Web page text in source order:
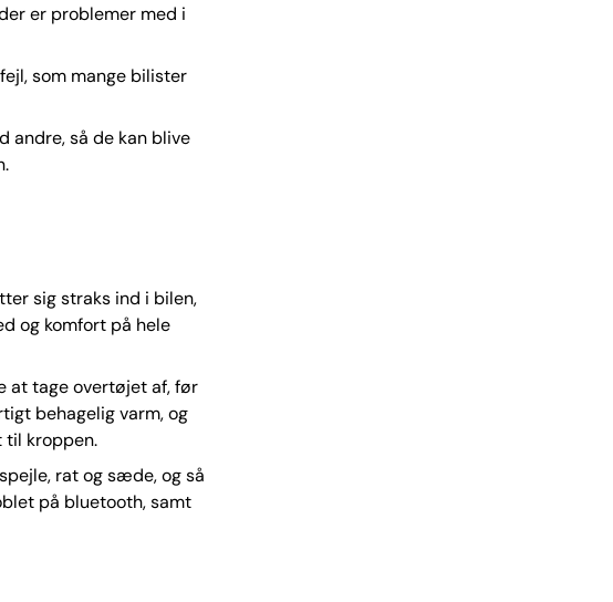
er problemer med i
som mange bilister
andre, så de kan blive
sig straks ind i bilen,
og komfort på hele
at tage overtøjet af, før
behagelig varm, og
til kroppen.
rat og sæde, og så
på bluetooth, samt